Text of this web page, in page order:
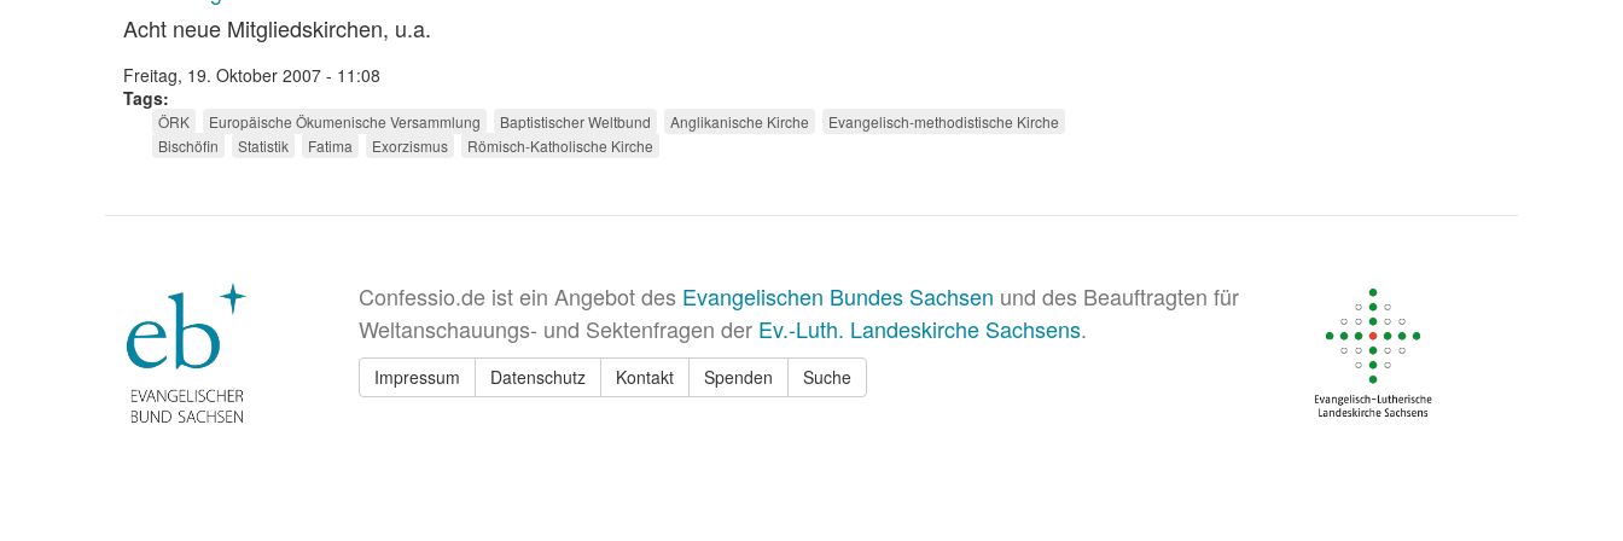
Acht neue Mitgliedskirchen, u.a.
Freitag, 19. Oktober 2007 - 11:08
Tags
ÖRK Europäische Ökumenische Versammlung Baptistischer Weltbund Anglikanische Kirche
Evangelisch-methodistische Kirche
Bischöfin
Statistik Fatima Exorzismus Römisch-Katholische Kirche
Confessio.de ist ein Angebot des Evangelischen Bundes Sachsen und des Beauftragten für
Weltanschauungs- und Sektenfragen der Ev.-Luth. Landeskirche Sachsens.
Impressum Datenschutz Kontakt Spenden Suche